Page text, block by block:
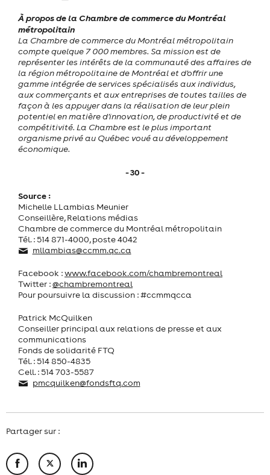
À propos de la Chambre de commerce du Montréal
métropolitain
La Chambre de commerce du Montréal métropolitain
compte quelque 7 000 membres. Sa mission est de
représenter les intérêts de la communauté des affaires de
la région métropolitaine de Montréal et d'offrir une
gamme intégrée de services spécialisés aux individus,
aux commerçants et aux entreprises de toutes tailles de
façon à les appuyer dans la réalisation de leur plein
potentiel en matière d'innovation, de productivité et de
compétitivité. La Chambre est le plus important
organisme privé au Québec voué au développement
économique.
- 30 -
Source :
Michelle LLambias Meunier
Conseillère, Relations médias
Chambre de commerce du Montréal métropolitain
Tél. : 514 871-4000, poste 4042
mllambias@ccmm.qc.ca
Facebook :www.facebook.com/chambremontreal
Twitter :@chambremontreal
Pour poursuivre la discussion : #ccmmqcca
Patrick McQuilken
Conseiller principal aux relations de presse et aux
communications
Fonds de solidarité FTQ
Tél. : 514 850-4835
Cell. : 514 703-5587
pmcquilken@fondsftq.com
Partager sur :